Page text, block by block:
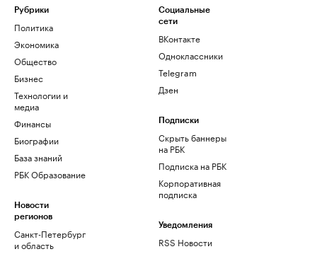
Рубрики
Политика
Экономика
Общество
Бизнес
Технологии и
медиа
Финансы
Биографии
База знаний
РБК Образование
Новости
регионов
Санкт-Петербург
и область
Социальные
сети
ВКонтакте
Одноклассники
Telegram
Дзен
Подписки
Скрыть баннеры
на РБК
Подписка на РБК
Корпоративная
подписка
Уведомления
RSS Новости